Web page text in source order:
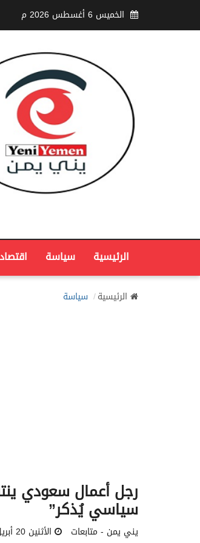
الخميس 6 أغسطس 2026 م
الرئيسية سياسة اقتصاد
الرئيسية سياسة
رجل أعمال سعودي
سياسي يُذكر”
يني يمن - متابعات الأثنين 20 أبريل ,2026 06:13 مساءً